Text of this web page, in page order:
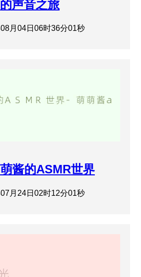
的声音之旅
月04日06时36分01秒
酱的ASMR世界
月24日02时12分01秒